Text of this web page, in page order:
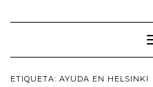
ETIQUETA: AYUDA EN HELSINKI